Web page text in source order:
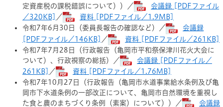
定資産税の課税錯誤について））／
会議録 [PDFファイル
／320KB]
／
資料 [PDFファイル／1.9MB]
令和7年6月30日（委員長報告の確認など）／
会議録
[PDFファイル／146KB]
／
資料 [PDFファイル／261KB]
令和7年7月28日（行政報告（亀岡市平和祭保津川花火大会に
ついて）、行政視察の総括）／
会議録 [PDFファイル／
261KB]
／
資料 [PDFファイル／1.76MB]
令和7年10月27日（行政報告（亀岡市水道事業給水条例及び亀
岡市下水道条例の一部改正について、亀岡市自然環境を重視し
た食と農のまちづくり条例（素案）について））／
会議録